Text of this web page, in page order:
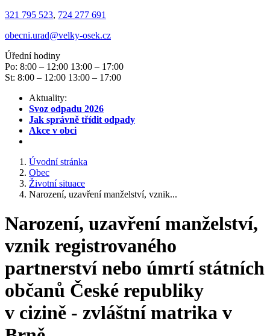
321 795 523, 724 277 691
obecni.urad@velky-osek.cz
Úřední hodiny
Po: 8:00 – 12:00 13:00 – 17:00
St: 8:00 – 12:00 13:00 – 17:00
Aktuality:
Svoz odpadu 2026
Jak správně třídit odpady
Akce v obci
Úvodní stránka
Obec
Životní situace
Narození, uzavření manželství, vznik...
Narození, uzavření manželství,
vznik registrovaného
partnerství nebo úmrtí státních
občanů České republiky
v cizině - zvláštní matrika v